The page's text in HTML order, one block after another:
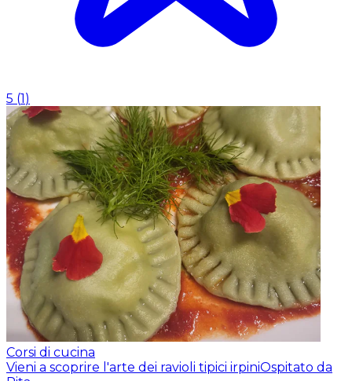
5 (1)
Corsi di cucina
Vieni a scoprire l'arte dei ravioli tipici irpiniOspitato da